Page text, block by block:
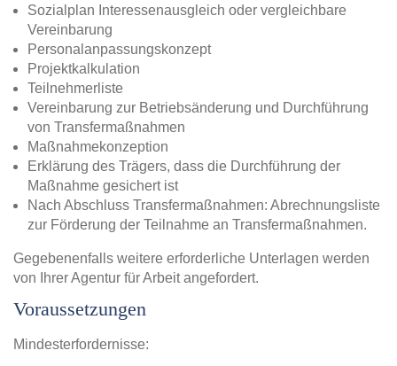
Sozialplan Interessenausgleich oder vergleichbare
Vereinbarung
Personalanpassungskonzept
Projektkalkulation
Teilnehmerliste
Vereinbarung zur Betriebsänderung und Durchführung
von Transfermaßnahmen
Maßnahmekonzeption
Erklärung des Trägers, dass die Durchführung der
Maßnahme gesichert ist
Nach Abschluss Transfermaßnahmen: Abrechnungsliste
zur Förderung der Teilnahme an Transfermaßnahmen.
Gegebenenfalls weitere erforderliche Unterlagen werden
von Ihrer Agentur für Arbeit angefordert.
Voraussetzungen
Mindesterfordernisse: